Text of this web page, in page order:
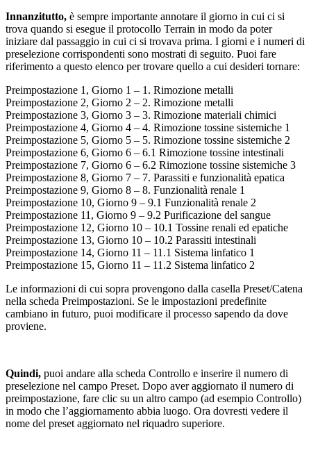
Innanzitutto, è sempre importante annotare il giorno in cui ci si
trova quando si esegue il protocollo Terrain in modo da poter
iniziare dal passaggio in cui ci si trovava prima. I giorni e i numeri di
preselezione corrispondenti sono mostrati di seguito. Puoi fare
riferimento a questo elenco per trovare quello a cui desideri tornare:
Preimpostazione 1, Giorno 1 – 1. Rimozione metalli
Preimpostazione 2, Giorno 2 – 2. Rimozione metalli
Preimpostazione 3, Giorno 3 – 3. Rimozione materiali chimici
Preimpostazione 4, Giorno 4 – 4. Rimozione tossine sistemiche 1
Preimpostazione 5, Giorno 5 – 5. Rimozione tossine sistemiche 2
Preimpostazione 6, Giorno 6 – 6.1 Rimozione tossine intestinali
Preimpostazione 7, Giorno 6 – 6.2 Rimozione tossine sistemiche 3
Preimpostazione 8, Giorno 7 – 7. Parassiti e funzionalità epatica
Preimpostazione 9, Giorno 8 – 8. Funzionalità renale 1
Preimpostazione 10, Giorno 9 – 9.1 Funzionalità renale 2
Preimpostazione 11, Giorno 9 – 9.2 Purificazione del sangue
Preimpostazione 12, Giorno 10 – 10.1 Tossine renali ed epatiche
Preimpostazione 13, Giorno 10 – 10.2 Parassiti intestinali
Preimpostazione 14, Giorno 11 – 11.1 Sistema linfatico 1
Preimpostazione 15, Giorno 11 – 11.2 Sistema linfatico 2
Le informazioni di cui sopra provengono dalla casella Preset/Catena
nella scheda Preimpostazioni. Se le impostazioni predefinite
cambiano in futuro, puoi modificare il processo sapendo da dove
proviene.
Quindi, puoi andare alla scheda Controllo e inserire il numero di
preselezione nel campo Preset. Dopo aver aggiornato il numero di
preimpostazione, fare clic su un altro campo (ad esempio Controllo)
in modo che l’aggiornamento abbia luogo. Ora dovresti vedere il
nome del preset aggiornato nel riquadro superiore.